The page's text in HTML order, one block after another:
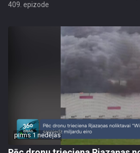
409. epizode
pirms 1 nedēļas